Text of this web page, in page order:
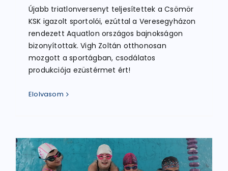
Újabb triatlonversenyt teljesítettek a Csömör
KSK igazolt sportolói, ezúttal a Veresegyházon
rendezett Aquatlon országos bajnokságon
bizonyítottak. Vigh Zoltán otthonosan
mozgott a sportágban, csodálatos
produkciója ezüstérmet ért!
Elolvasom